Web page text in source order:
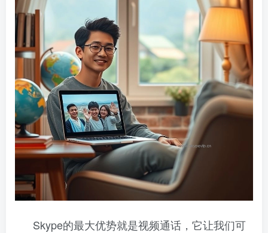
Skype的最大优势就是视频通话，它让我们可